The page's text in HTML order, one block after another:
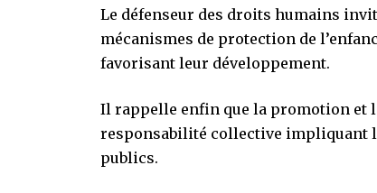
Le défenseur des droits humains
mécanismes de protection de
favorisant leur développement.
Il rappelle enfin que la promotion et
responsabilité collective impliquant
publics.